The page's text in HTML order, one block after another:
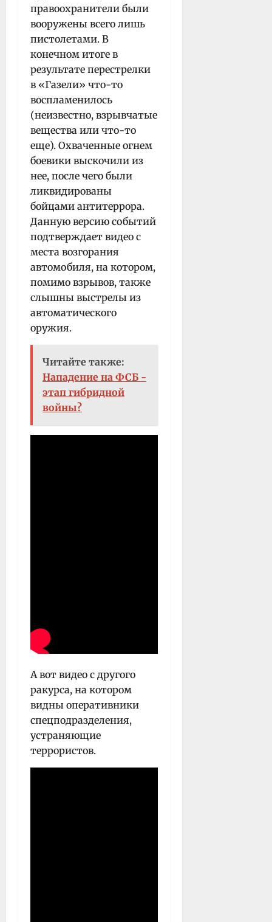
правоохранители были
вооружены всего лишь
пистолетами. В
конечном итоге в
результате перестрелки
в «Газели» что-то
воспламенилось
(неизвестно, взрывчатые
вещества или что-то
еще). Охваченные огнем
боевики выскочили из
нее, после чего были
ликвидированы
бойцами антитеррора.
Данную версию событий
подтверждает видео с
места возгорания
автомобиля, на котором,
помимо взрывов, также
слышны выстрелы из
автоматического
оружия.
Читайте также:
Нападение на ФСБ -
этап гибридной
войны?
А вот видео с другого
ракурса, на котором
видны оперативники
спецподразделения,
устраняющие
террористов.